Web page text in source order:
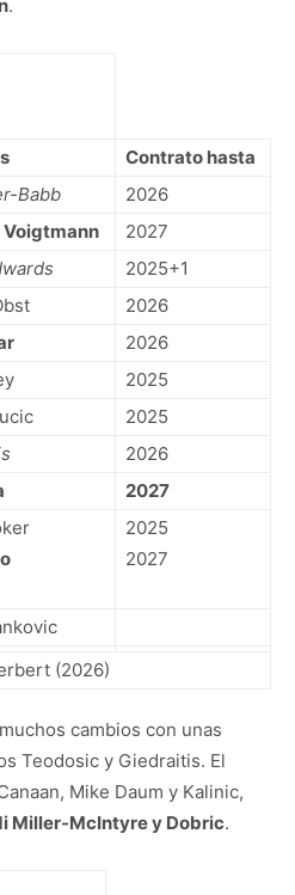
.
Contrato hasta
Babb
2026
2027
2025+1
2026
2026
2025
2025
2026
2027
2025
2027
(2026)
cambios con unas
Teodosic y Giedraitis. El
Mike Daum y Kalinic,
Miller-McIntyre y Dobric.